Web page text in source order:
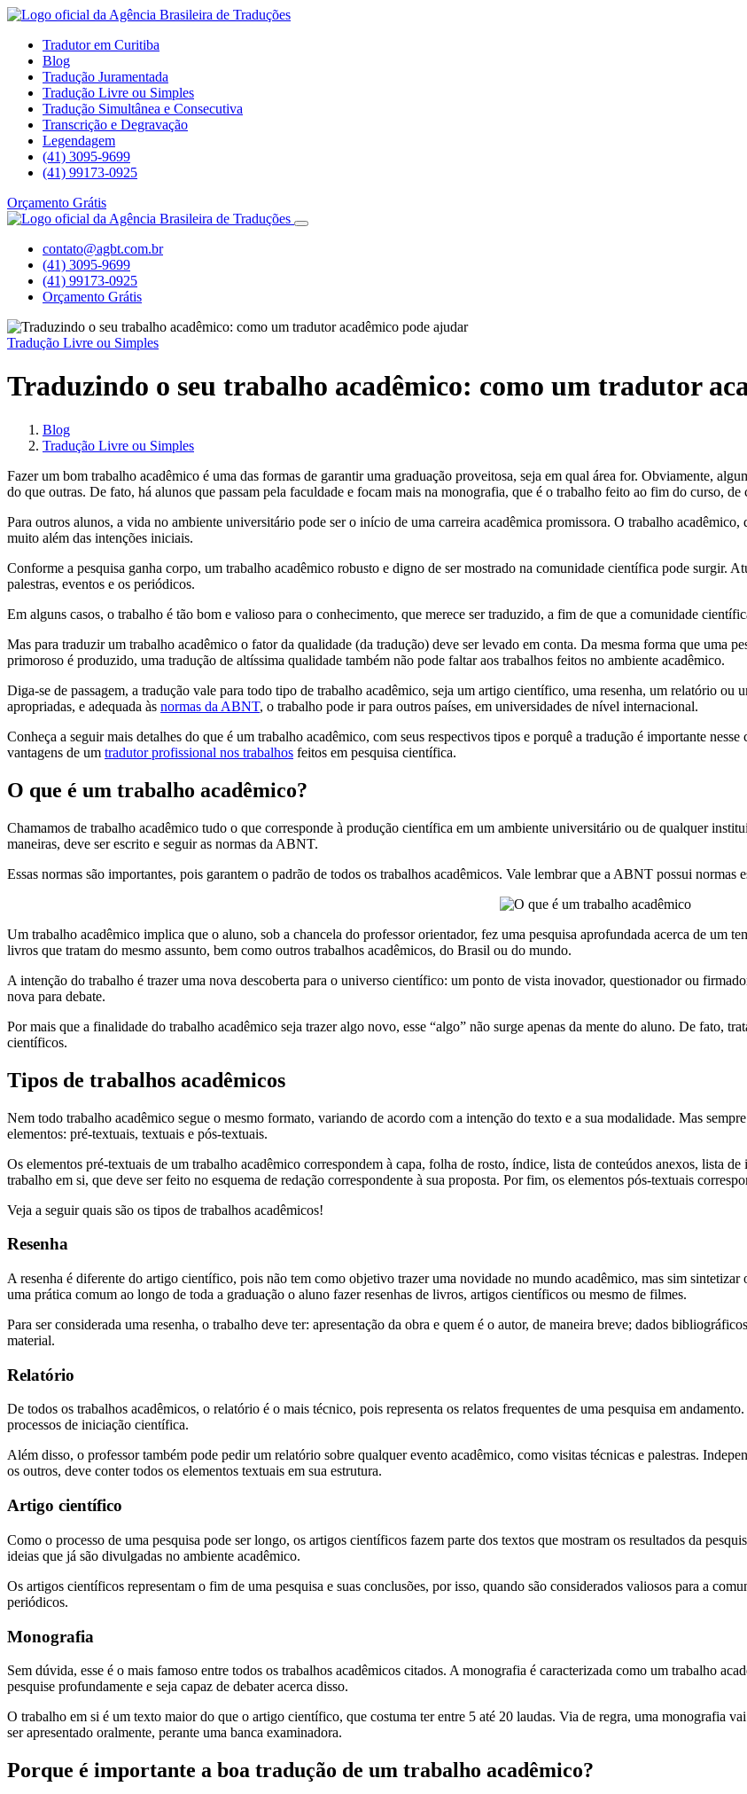
Tradutor em Curitiba
Blog
Tradução Juramentada
Tradução Livre ou Simples
Tradução Simultânea e Consecutiva
Transcrição e Degravação
Legendagem
(41) 3095-9699
(41) 99173-0925
Orçamento Grátis
contato@agbt.com.br
(41) 3095-9699
(41) 99173-0925
Orçamento Grátis
Tradução Livre ou Simples
Traduzindo o seu trabalho acadêmico: como um tradutor
Blog
Tradução Livre ou Simples
Fazer um bom trabalho acadêmico é uma das formas de garantir uma graduação proveitosa, seja em qual área for. Obviamente,
do que outras. De fato, há alunos que passam pela faculdade e focam mais na monografia, que é o trabalho feito ao fim do curso, de
Para outros alunos, a vida no ambiente universitário pode ser o início de uma carreira acadêmica promissora. O trabalho
muito além das intenções iniciais.
Conforme a pesquisa ganha corpo, um trabalho acadêmico robusto e digno de ser mostrado na comunidade científica pode surgir.
palestras, eventos e os periódicos.
Em alguns casos, o trabalho é tão bom e valioso para o conhecimento, que merece ser traduzido, a fim de que a comunidade
Mas para traduzir um trabalho acadêmico o fator da qualidade (da tradução) deve ser levado em conta. Da mesma forma que uma
primoroso é produzido, uma tradução de altíssima qualidade também não pode faltar aos trabalhos feitos no ambiente acadêmico.
Diga-se de passagem, a tradução vale para todo tipo de trabalho acadêmico, seja um artigo científico, uma resenha, um relatório ou
apropriadas, e adequada às normas da ABNT, o trabalho pode ir para outros países, em universidades de nível internacional.
Conheça a seguir mais detalhes do que é um trabalho acadêmico, com seus respectivos tipos e porquê a tradução é importante
vantagens de um tradutor profissional nos trabalhos feitos em pesquisa científica.
O que é um trabalho acadêmico?
Chamamos de trabalho acadêmico tudo o que corresponde à produção científica em um ambiente universitário ou de qualquer
maneiras, deve ser escrito e seguir as normas da ABNT.
Essas normas são importantes, pois garantem o padrão de todos os trabalhos acadêmicos. Vale lembrar que a ABNT possui
Um trabalho acadêmico implica que o aluno, sob a chancela do professor orientador, fez uma pesquisa aprofundada acerca de um
livros que tratam do mesmo assunto, bem como outros trabalhos acadêmicos, do Brasil ou do mundo.
A intenção do trabalho é trazer uma nova descoberta para o universo científico: um ponto de vista inovador, questionador ou
nova para debate.
Por mais que a finalidade do trabalho acadêmico seja trazer algo novo, esse “algo” não surge apenas da mente do aluno. De fato,
científicos.
Tipos de trabalhos acadêmicos
Nem todo trabalho acadêmico segue o mesmo formato, variando de acordo com a intenção do texto e a sua modalidade. Mas
elementos: pré-textuais, textuais e pós-textuais.
Os elementos pré-textuais de um trabalho acadêmico correspondem à capa, folha de rosto, índice, lista de conteúdos anexos, lista
trabalho em si, que deve ser feito no esquema de redação correspondente à sua proposta. Por fim, os elementos pós-textuais
Veja a seguir quais são os tipos de trabalhos acadêmicos!
Resenha
A resenha é diferente do artigo científico, pois não tem como objetivo trazer uma novidade no mundo acadêmico, mas sim
uma prática comum ao longo de toda a graduação o aluno fazer resenhas de livros, artigos científicos ou mesmo de filmes.
Para ser considerada uma resenha, o trabalho deve ter: apresentação da obra e quem é o autor, de maneira breve; dados
material.
Relatório
De todos os trabalhos acadêmicos, o relatório é o mais técnico, pois representa os relatos frequentes de uma pesquisa em
processos de iniciação científica.
Além disso, o professor também pode pedir um relatório sobre qualquer evento acadêmico, como visitas técnicas e palestras.
os outros, deve conter todos os elementos textuais em sua estrutura.
Artigo científico
Como o processo de uma pesquisa pode ser longo, os artigos científicos fazem parte dos textos que mostram os resultados da
ideias que já são divulgadas no ambiente acadêmico.
Os artigos científicos representam o fim de uma pesquisa e suas conclusões, por isso, quando são considerados valiosos para a
periódicos.
Monografia
Sem dúvida, esse é o mais famoso entre todos os trabalhos acadêmicos citados. A monografia é caracterizada como um trabalho
pesquise profundamente e seja capaz de debater acerca disso.
O trabalho em si é um texto maior do que o artigo científico, que costuma ter entre 5 até 20 laudas. Via de regra, uma monografia
ser apresentado oralmente, perante uma banca examinadora.
Porque é importante a boa tradução de um trabalho acadêmico?